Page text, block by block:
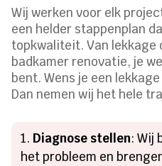
Wij werken voor elk
een helder stappenplan
topkwaliteit. Van lekkage
badkamer renovatie, je
bent. Wens je een
Dan nemen wij het hele
Diagnose stellen: Wij
het probleem en